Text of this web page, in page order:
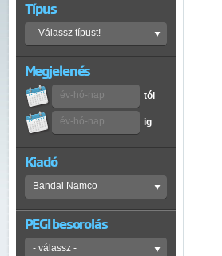
Típus
Megjelenés
tól
ig
Kiadó
PEGI besorolás